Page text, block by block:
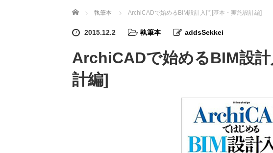
ホーム 執筆本 ArchiCADで始めるBIM設計入門[基本・実施設計編]
2015.12.2 執筆本 addsSekkei
ArchiCADで始めるBIM設
計編]